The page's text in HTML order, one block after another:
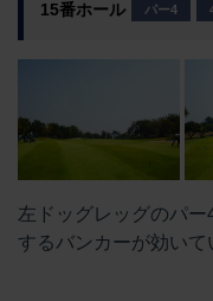
15番ホール パー4
左ドッグレッグのパ
するバンカーが効いて